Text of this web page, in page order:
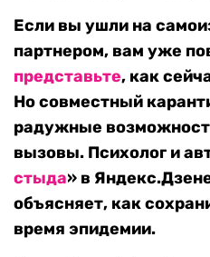
Если вы ушли на
партнером, вам уже
представьте, как
Но совместный
радужные
вызовы. Психолог и
стыда» в
объясняет, как
время эпидемии.